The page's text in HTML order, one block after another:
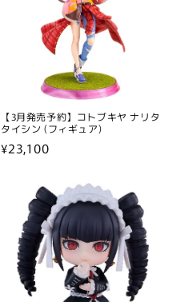
【3月発売予約】コトブキヤ ナリタ
タイシン (フィギュア)
通
¥23,100